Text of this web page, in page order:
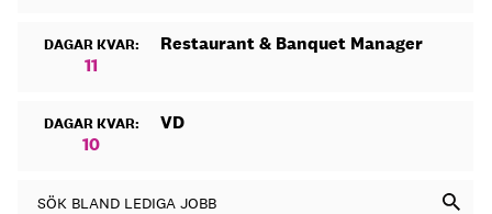
DAGAR KVAR:
11
Restaurant & Banquet Manager
DAGAR KVAR:
10
VD
SÖK BLAND LEDIGA JOBB